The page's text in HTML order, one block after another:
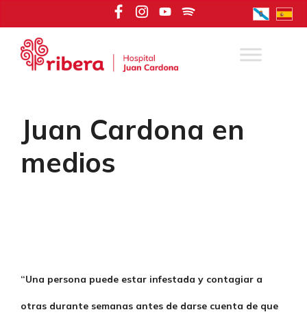
contenido
Juan Cardona en
medios
“Una persona puede estar infestada y contagiar a
otras durante semanas antes de darse cuenta de que